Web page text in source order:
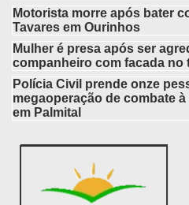
Motorista morre após bater
Tavares em Ourinhos
Mulher é presa após ser
companheiro com facada no
Polícia Civil prende onze
megaoperação de combate
em Palmital